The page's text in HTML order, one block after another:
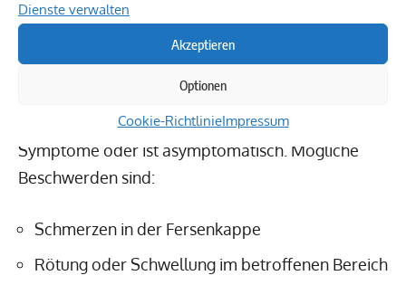
Dienste verwalten
Akzeptieren
Optionen
Cookie-RichtlinieImpressum
bestimmten Bedingungen Beschwerden auftreten.
Ursachen und Symptome
oberer Fersenspornzeigt oft milde
Symptome oder ist asymptomatisch. Mögliche
Beschwerden sind:
Schmerzen in der Fersenkappe
Rötung oder Schwellung im betroffenen Bereich